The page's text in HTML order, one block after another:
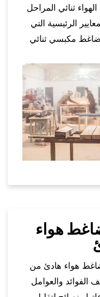
ثنائي المراحل
الرئيسية التي
ضاغط مكبسي ثنائي
هواء
هواء هادئ من
الفوائد والعوامل